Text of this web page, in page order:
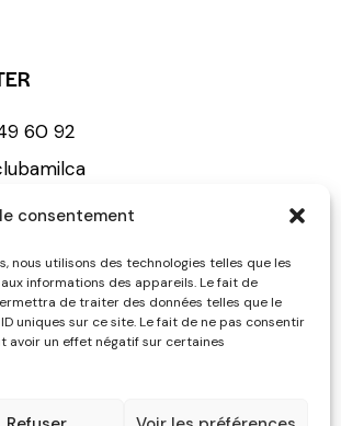
consentement
nous utilisons des technologies telles que les
informations des appareils. Le fait de
de traiter des données telles que le
uniques sur ce site. Le fait de ne pas consentir
avoir un effet négatif sur certaines
60 92